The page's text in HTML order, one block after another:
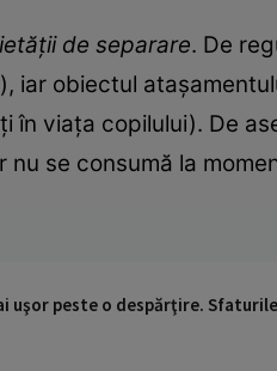
de separare. De
iar obiectul
în viața copilului). De
nu se consumă la
uşor peste o despărţire.